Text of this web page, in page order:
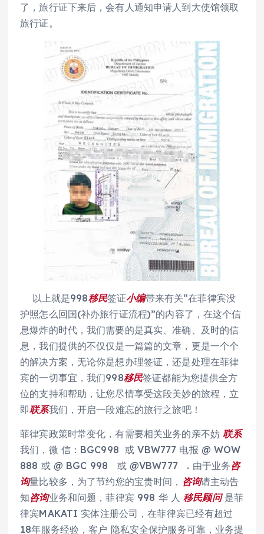
了，旅行证下来后，会有人通知申请人到大使馆领取
旅行证。
以上就是998移民签证小编带来有关“在菲律宾没
护照怎么回国(补办旅行证流程)”的内容了，在这个信
息爆炸的时代，我们需要的是真实、准确、及时的信
息，我们提供的不仅仅是一篇篇的文章，更是一个个
的解决方案，无论你是想办理签证，还是处理在菲律
宾的一切事宜，我们998移民签证都能为您提供全方
位的支持和帮助，让您尽情享受这段美妙的旅程，立
即联系我们，开启一段难忘的旅行之旅吧！
菲律宾政策时常变化，有需要相关业务的亲不妨联系
我们，微 信：BGC998 或 VBW777 电报 @ WOW
888 或 @ BGC 998 或 @VBW777 . 由于业务咨
询量比较多，为了节约您的宝贵时间， 咨询请主动告
知咨询业务和问题，菲律宾 998 华 人移民顾问是菲
律宾MAKATI 实体注册公司，在菲律宾已经有超过
18年服务经验，客户 隐私安全保护服务可靠，业务提